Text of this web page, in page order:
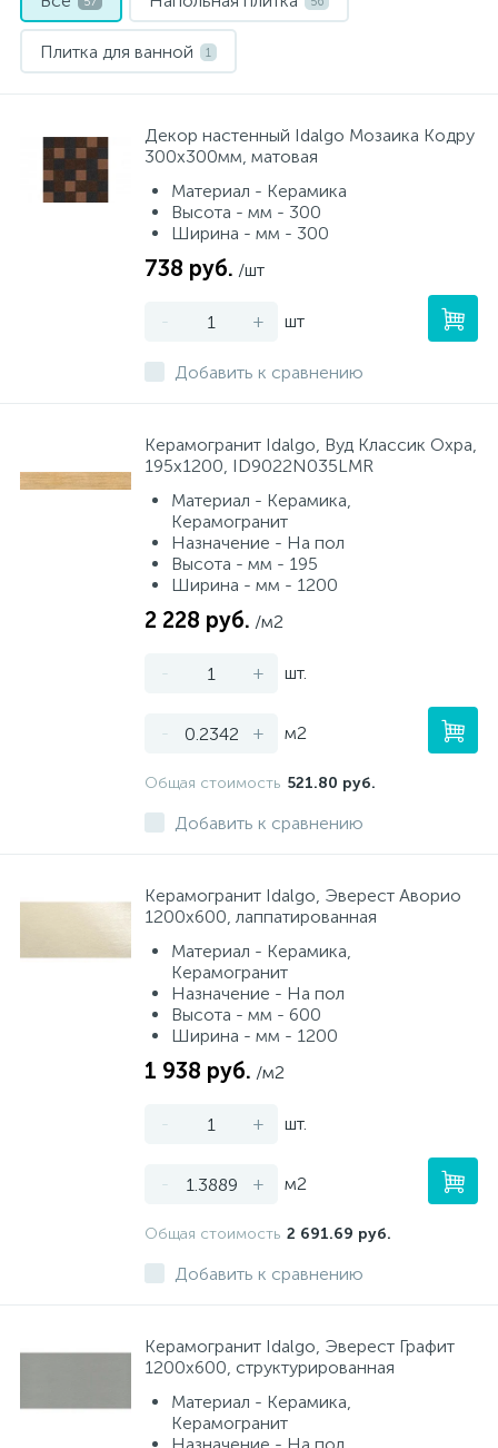
Плитка для ванной 1
Декор настенный Idalgo Мозаика Кодру
300х300мм, матовая
Материал - Керамика
Высота - мм - 300
Ширина - мм - 300
738 руб. /шт
- + шт
Добавить к сравнению
Керамогранит Idalgo, Вуд Классик Охра,
195х1200, ID9022N035LMR
Материал - Керамика,
Керамогранит
Назначение - На пол
Высота - мм - 195
Ширина - мм - 1200
2 228 руб. /м2
- + шт.
- + м2
Общая стоимость 521.80 руб.
Добавить к сравнению
Керамогранит Idalgo, Эверест Аворио
1200х600, лаппатированная
Материал - Керамика,
Керамогранит
Назначение - На пол
Высота - мм - 600
Ширина - мм - 1200
1 938 руб. /м2
- + шт.
- + м2
Общая стоимость 2 691.69 руб.
Добавить к сравнению
Керамогранит Idalgo, Эверест Графит
1200х600, структурированная
Материал - Керамика,
Керамогранит